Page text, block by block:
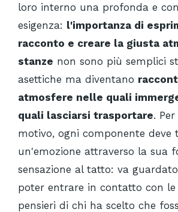
loro interno una profonda e
esigenza: l'importanza di
racconto e creare la giusta
stanze non sono più semplici
asettiche ma diventano
atmosfere nelle quali
quali lasciarsi trasportare.
motivo, ogni componente deve
un'emozione attraverso la sua
sensazione al tatto: va
poter entrare in contatto con le
pensieri di chi ha scelto che